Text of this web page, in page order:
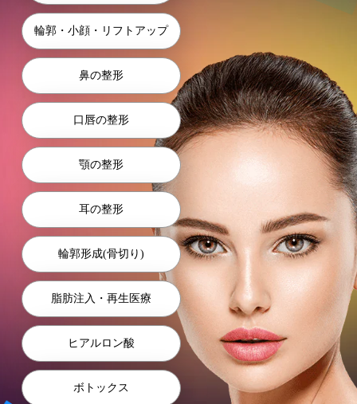
輪郭・⼩顔・リフトアップ
⿐の整形
⼝唇の整形
顎の整形
耳の整形
輪郭形成(骨切り)
脂肪注入・再生医療
ヒアルロン酸
ボトックス